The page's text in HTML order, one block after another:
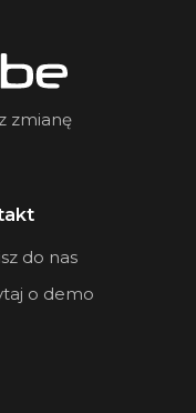
zmianę
do nas
o demo